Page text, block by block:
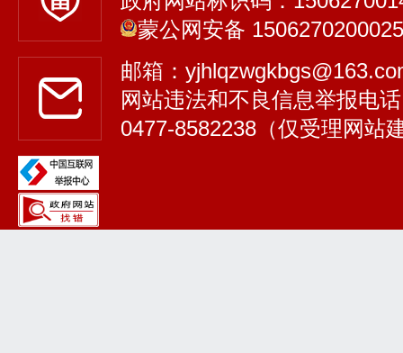
蒙公网安备
邮箱：
网站违法和不良信息举报电
0477-8582238（仅受理网站